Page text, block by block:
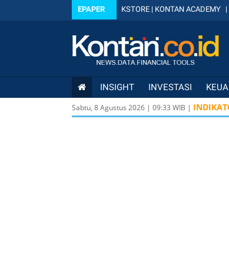
EPAPER KSTORE | KONTAN ACADEMY |
INSIGHT INVESTASI
Sabtu, 8 Agustus 2026 | 09:33 WIB |